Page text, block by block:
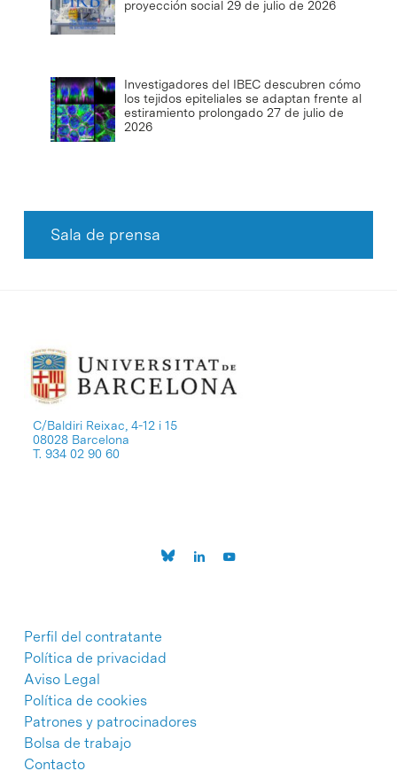
proyección social 29 de julio de 2026
Investigadores del IBEC descubren cómo
los tejidos epiteliales se adaptan frente al
estiramiento prolongado 27 de julio de
2026
Sala de prensa
C/Baldiri Reixac, 4-12 i 15
08028 Barcelona
T. 934 02 90 60
Perfil del contratante
Política de privacidad
Aviso Legal
Política de cookies
Patrones y patrocinadores
Bolsa de trabajo
Contacto